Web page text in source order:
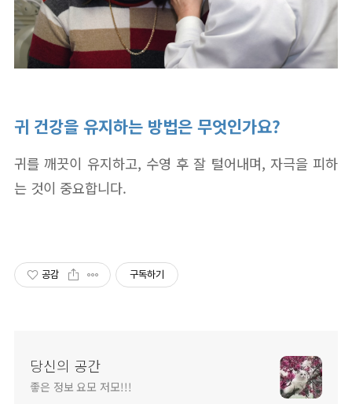
귀 건강을 유지하는 방법은 무엇인가요?
귀를 깨끗이 유지하고, 수영 후 잘 털어내며, 자극을 피하
는 것이 중요합니다.
공감 구독하기
당신의 공간
좋은 정보 요모 저모!!!